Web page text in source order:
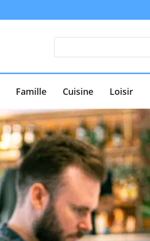
Famille Cuisine Loisir